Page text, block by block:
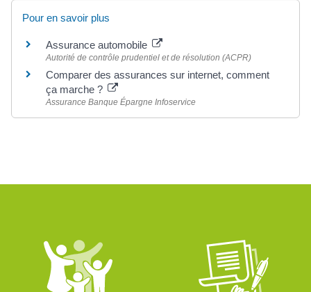
Pour en savoir plus
Assurance automobile
Autorité de contrôle prudentiel et de résolution (ACPR)
Comparer des assurances sur internet, comment
ça marche ?
Assurance Banque Épargne Infoservice